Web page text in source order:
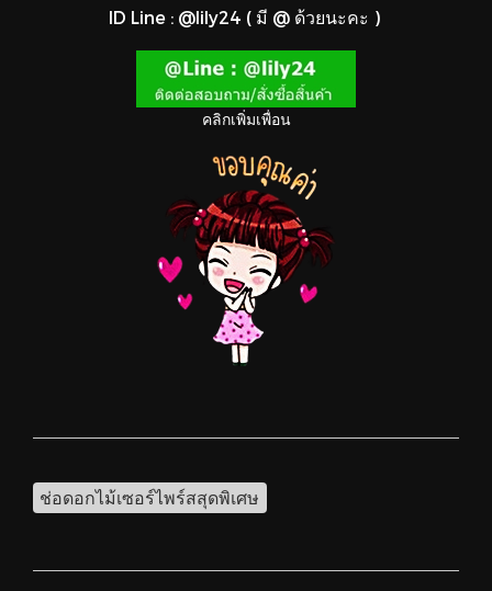
ID Line : @lily24 ( มี @ ด้วยนะคะ )
คลิกเพิ่มเพื่อน
ช่อดอกไม้เซอร์ไพร์สสุดพิเศษ